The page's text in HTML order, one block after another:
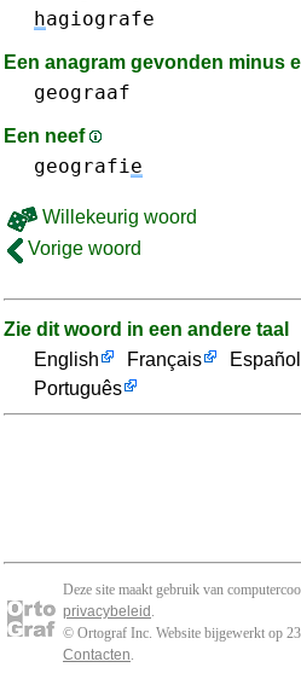
hagiografe
Een anagram gevonden minus
geograaf
Een neef
geografie
Willekeurig woord
Vorige woord
Zie dit woord in een andere taal
English
Français Español
Português
Deze site maakt gebruik van
privacybeleid .
© Ortograf Inc. Website bijgewerkt op
Contacten.